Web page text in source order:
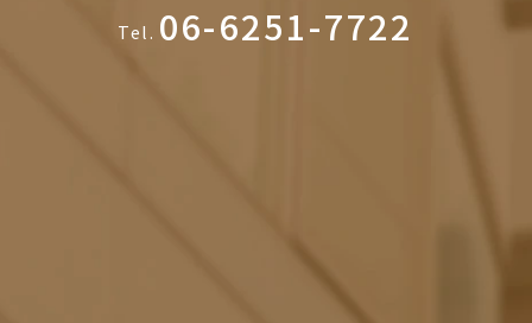
Tel. 06-6251-7722